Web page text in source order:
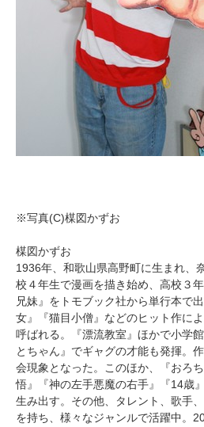
※写真(C)楳図かずお
楳図かずお
1936年、和歌山県高野町に生まれ、
校４年生で漫画を描き始め、高校３
兄妹』をトモブック社から単行本で
女』『猫目小僧』などのヒット作に
呼ばれる。『漂流教室』ほかで小学
とちゃん』でギャグの才能も発揮。
会現象となった。このほか、『おろ
悟』『神の左手悪魔の右手』『14歳
生み出す。その他、タレント、歌手
を持ち、様々なジャンルで活躍中。